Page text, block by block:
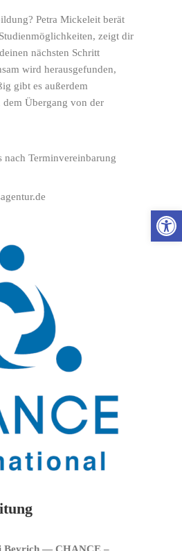
Petra Mickeleit berät
zeigt dir
nächsten Schritt
wird herausgefunden,
gibt es außerdem
Übergang von der
nach Terminvereinbarung
Beyrich — CHANCE –